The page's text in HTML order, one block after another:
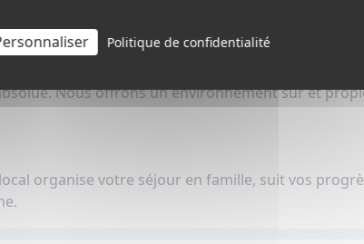
pour les dépenses personnelles et les
Nous offrons un environnement sûr et
organise votre séjour en famille, suit vos
Politique de confidentialité